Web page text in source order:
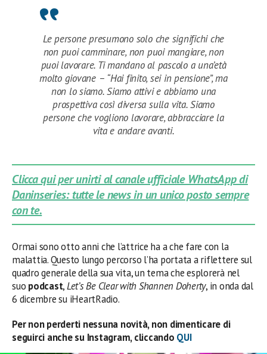
Le persone presumono solo che significhi che
non puoi camminare, non puoi mangiare, non
puoi lavorare. Ti mandano al pascolo a una’età
molto giovane – “Hai finito, sei in pensione”, ma
non lo siamo. Siamo attivi e abbiamo una
prospettiva così diversa sulla vita. Siamo
persone che vogliono lavorare, abbracciare la
vita e andare avanti.
Clicca qui per unirti al canale ufficiale WhatsApp di
Daninseries: tutte le news in un unico posto sempre
con te.
Ormai sono otto anni che l’attrice ha a che fare con la
malattia. Questo lungo percorso l’ha portata a riflettere sul
quadro generale della sua vita, un tema che esplorerà nel
suo podcast,Let’s Be Clear with Shannen Doherty, in onda dal
6 dicembre su iHeartRadio.
Per non perderti nessuna novità, non dimenticare di
seguirci anche su Instagram, cliccando QUI